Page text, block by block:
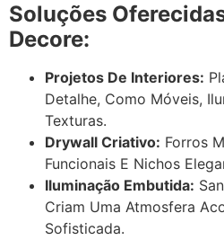
Soluções
Decore:
Projetos De Interiores:
Detalhe, Como Móveis,
Texturas.
Drywall Criativo: Forros
Funcionais E Nichos
Iluminação Embutida:
Criam Uma Atmosfera
Sofisticada.